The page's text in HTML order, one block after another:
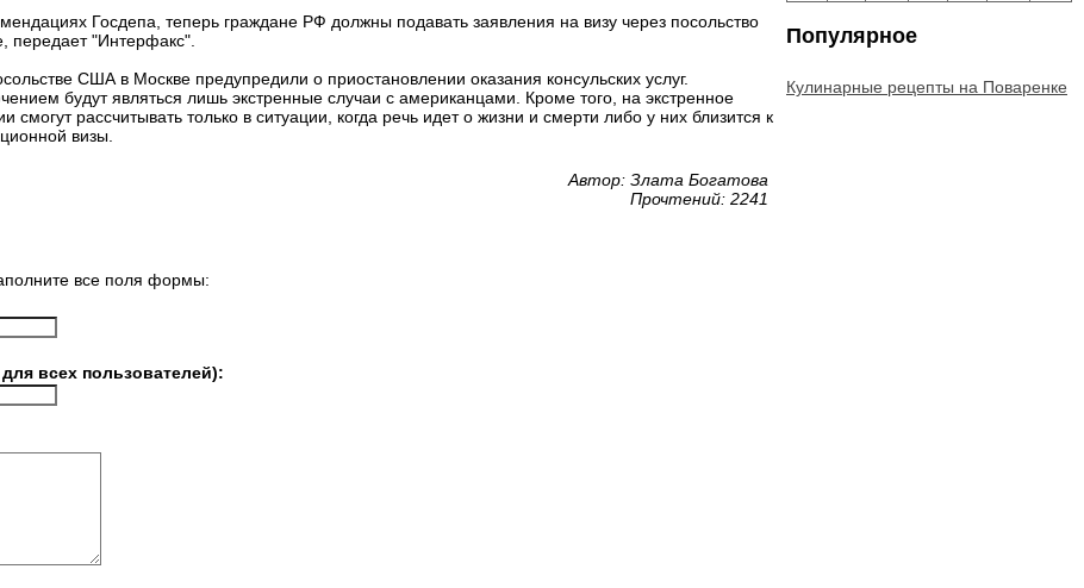
Госдепа, теперь граждане РФ должны подавать заявления на визу через посольство
"Интерфакс".
США в Москве предупредили о приостановлении оказания консульских услуг.
будут являться лишь экстренные случаи с американцами. Кроме того, на экстренное
рассчитывать только в ситуации, когда речь идет о жизни и смерти либо у них близится к
визы.
Автор: Злата Богатова
Прочтений: 2241
все поля формы:
всех пользователей):
Популярное
Кулинарные рецепты на Поваренке